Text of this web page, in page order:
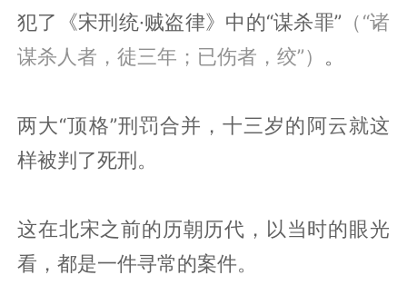
犯了《宋刑统·贼盗律》中的“谋杀罪” （“诸
谋杀人者，徒三年；已伤者，绞”） 。
两大“顶格”刑罚合并，十三岁的阿云就这
样被判了死刑。
这在北宋之前的历朝历代，以当时的眼光
看，都是一件寻常的案件。